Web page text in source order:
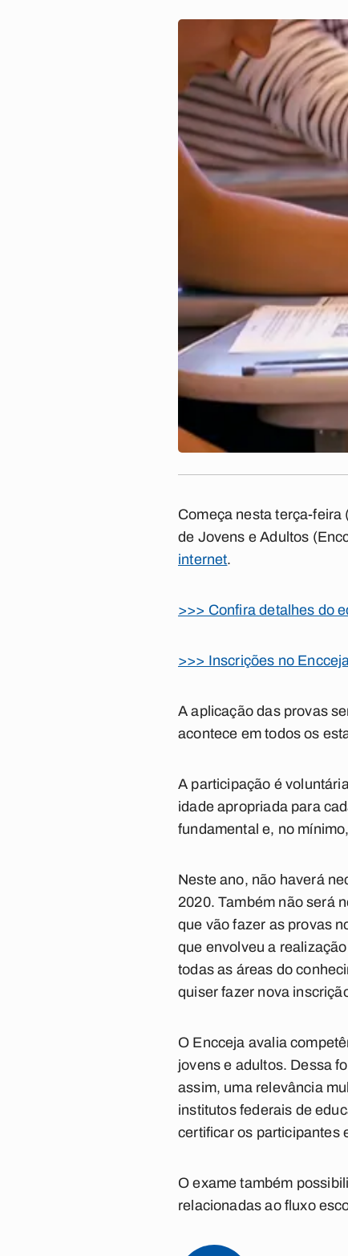
Começa nesta terça-feira
de Jovens e Adultos
internet.
>>> Confira detalhes do
>>> Inscrições no
A aplicação das provas
acontece em todos os
A participação é
idade apropriada para
fundamental e, no
Neste ano, não haverá
2020. Também não será
que vão fazer as provas
que envolveu a
todas as áreas do
quiser fazer nova
O Encceja avalia
jovens e adultos. Dessa
assim, uma relevância
institutos federais de
certificar os participantes
O exame também
relacionadas ao fluxo